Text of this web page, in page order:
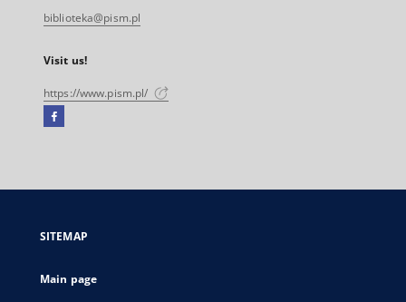
biblioteka@pism.pl
Visit us!
https://www.pism.pl/
Facebook
open
new
SITEMAP
Main page